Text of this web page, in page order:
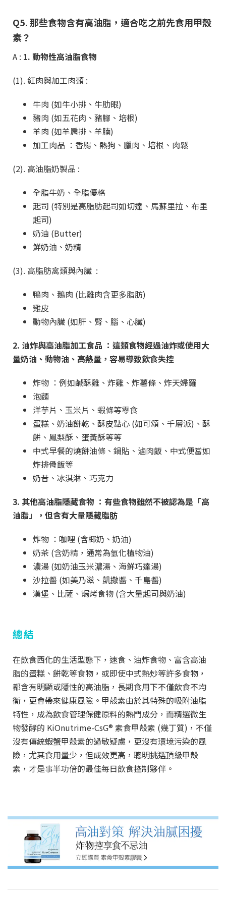
Q5. 那些食物含有高油脂，適合吃之前先食用甲殼
素？
A : 1. 動物性高油脂食物
(1). 紅肉與加工肉類 :
牛肉 (如牛小排、牛肋眼)
豬肉 (如五花肉、豬腳、培根)
羊肉 (如羊肩排、羊腩)
加工肉品 ：香腸、熱狗、臘肉、培根、肉鬆
(2). 高油脂奶製品 :
全脂牛奶、全脂優格
起司 (特別是高脂肪起司如切達、馬蘇里拉、布里
起司)
奶油 (Butter)
鮮奶油、奶精
(3). 高脂肪禽類與內臟 :
鴨肉、鵝肉 (比雞肉含更多脂肪)
雞皮
動物內臟 (如肝、腎、腦、心臟)
2. 油炸與高油脂加工食品 ：這類食物經過油炸或使用大
量奶油、動物油、高熱量，容易導致飲食失控
炸物 ：例如鹹酥雞、炸雞、炸薯條、炸天婦羅
泡麵
洋芋片、玉米片、蝦條等零食
蛋糕、奶油餅乾、酥皮點心 (如可頌、千層派)、酥
餅、鳳梨酥、蛋黃酥等等
中式早餐的燒餅油條、鍋貼、滷肉飯、中式便當如
炸排骨飯等
奶昔、冰淇淋、巧克力
3. 其他高油脂隱藏食物 ：有些食物雖然不被認為是「高
油脂」，但含有大量隱藏脂肪
炸物 ：咖哩 (含椰奶、奶油)
奶茶 (含奶精，通常為氫化植物油)
濃湯 (如奶油玉米濃湯、海鮮巧達湯)
沙拉醬 (如美乃滋、凱撒醬、千島醬)
漢堡、比薩、焗烤食物 (含大量起司與奶油)
總結
在飲食西化的生活型態下，速食、油炸食物、富含高油
脂的蛋糕、餅乾等食物，或即使中式熱炒等許多食物，
都含有明顯或隱性的高油脂，長期食用下不僅飲食不均
衡，更會帶來健康風險。甲殼素由於其特殊的吸附油脂
特性，成為飲食管理保健原料的熱門成分，而精選微生
物發酵的 KiOnutrime-CsG® 素食甲殼素 (幾丁質)，不僅
沒有傳統蝦蟹甲殼素的過敏疑慮，更沒有環境污染的風
險，尤其食用量少，但成效更高，聰明挑選頂級甲殼
素，才是事半功倍的最佳每日飲食控制夥伴。